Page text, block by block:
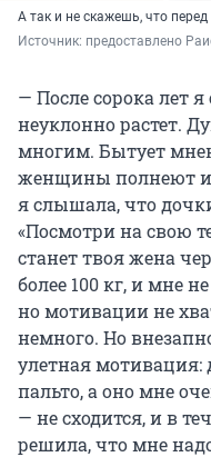
А так и не скажешь, что
Источник: предоставлено
— После сорока лет
неуклонно растет.
многим. Бытует
женщины полнеют и
я слышала, что
«Посмотри на свою
станет твоя жена
более 100 кг, и мне
но мотивации не
немного. Но
улетная мотивация:
пальто, а оно мне
— не сходится, и в
решила, что мне